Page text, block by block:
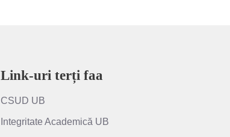
Link-uri terți faa
CSUD UB
Integritate Academică UB